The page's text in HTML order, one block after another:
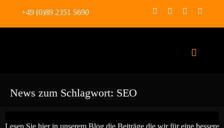
+49 (0)89 2351 5690
Toggle
News zum Schlagwort: SEO